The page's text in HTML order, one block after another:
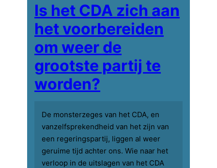
Is het CDA zich aan
het voorbereiden
om weer de
grootste partij te
worden?
De monsterzeges van het CDA, en
vanzelfsprekendheid van het zijn van
een regeringspartij, liggen al weer
geruime tijd achter ons. Wie naar het
verloop in de uitslagen van het CDA